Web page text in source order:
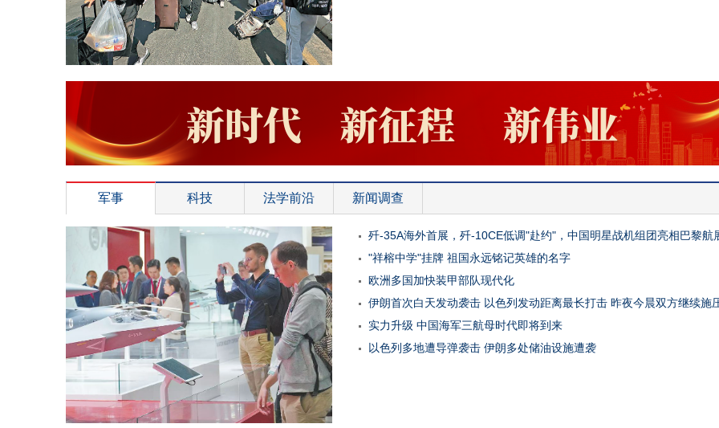
军事 科技 法学前沿 新闻调查
歼-35A海外首展，歼-10CE低调"赴约"，中国明星战机组团亮相巴黎航
"祥榕中学"挂牌 祖国永远铭记英雄的名字
欧洲多国加快装甲部队现代化
伊朗首次白天发动袭击 以色列发动距离最长打击 昨夜今晨双方继续施
实力升级 中国海军三航母时代即将到来
以色列多地遭导弹袭击 伊朗多处储油设施遭袭